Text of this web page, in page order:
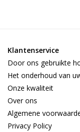
Klantenservice
Door ons gebruikte
Het onderhoud van
Onze kwaliteit
Over ons
Algemene
Privacy Policy